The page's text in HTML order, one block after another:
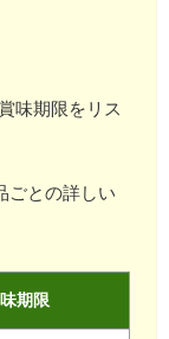
味期限をリス
ごとの詳しい
期限